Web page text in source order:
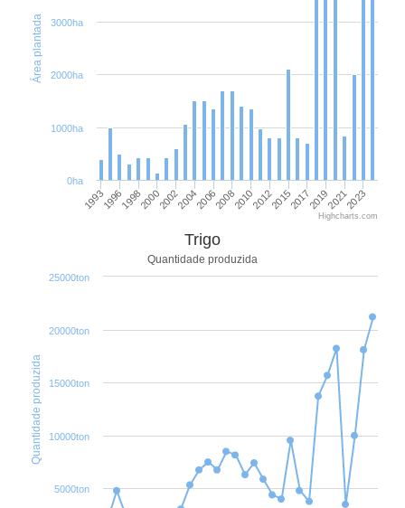
Área plantada
199319961998200020022004200620082010201220152017201920212023
0ha
1000ha
2000ha
3000ha
Highcharts.com
Quantidade produzida
Trigo
Quantidade produzida
5000ton
10000ton
15000ton
20000ton
25000ton